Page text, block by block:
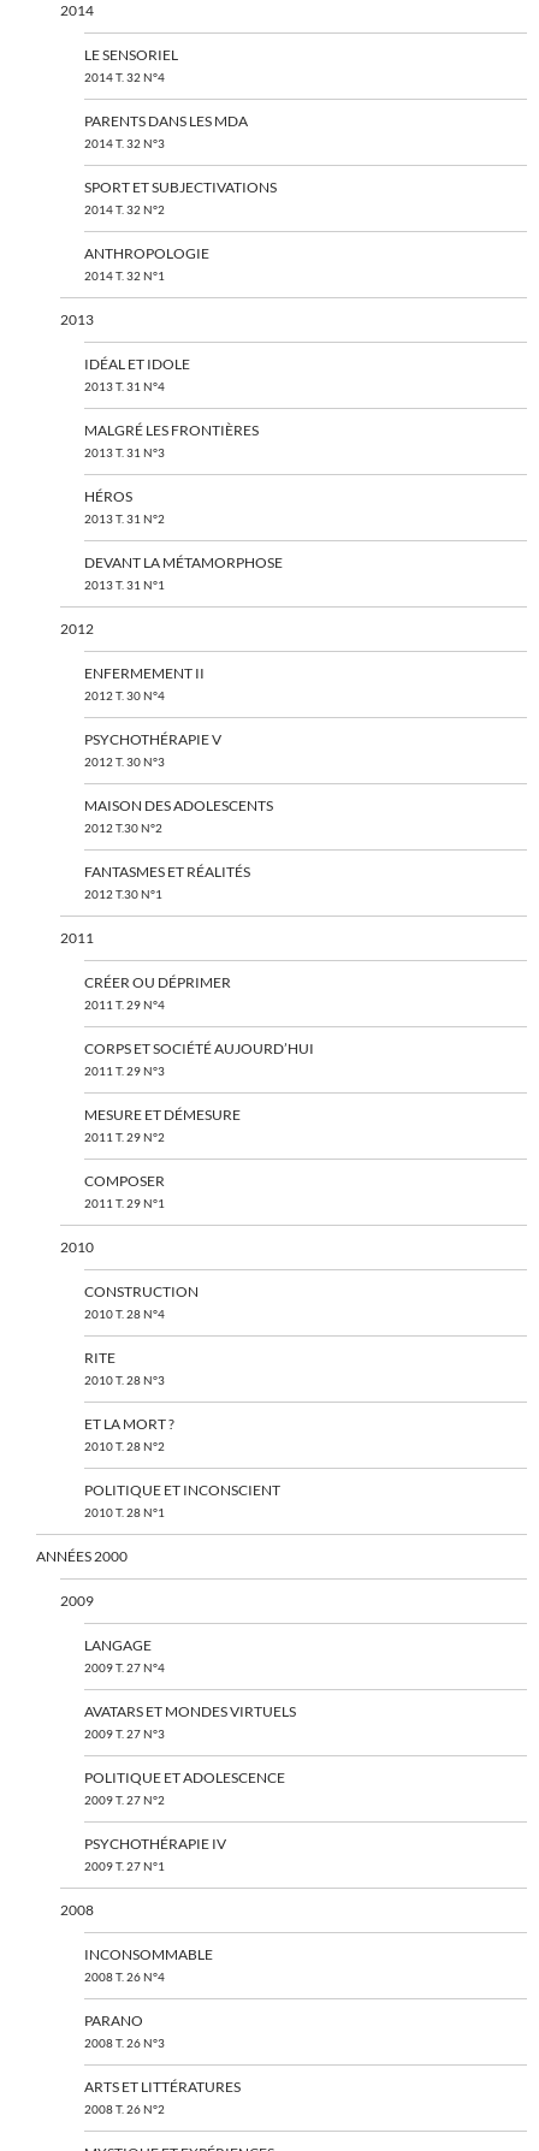
2014
LE SENSORIEL
2014 T. 32 N°4
PARENTS DANS LES MDA
2014 T. 32 N°3
SPORT ET SUBJECTIVATIONS
2014 T. 32 N°2
ANTHROPOLOGIE
2014 T. 32 N°1
2013
IDÉAL ET IDOLE
2013 T. 31 N°4
MALGRÉ LES FRONTIÈRES
2013 T. 31 N°3
HÉROS
2013 T. 31 N°2
DEVANT LA MÉTAMORPHOSE
2013 T. 31 N°1
2012
ENFERMEMENT II
2012 T. 30 N°4
PSYCHOTHÉRAPIE V
2012 T. 30 N°3
MAISON DES ADOLESCENTS
2012 T.30 N°2
FANTASMES ET RÉALITÉS
2012 T.30 N°1
2011
CRÉER OU DÉPRIMER
2011 T. 29 N°4
CORPS ET SOCIÉTÉ AUJOURD’HUI
2011 T. 29 N°3
MESURE ET DÉMESURE
2011 T. 29 N°2
COMPOSER
2011 T. 29 N°1
2010
CONSTRUCTION
2010 T. 28 N°4
RITE
2010 T. 28 N°3
ET LA MORT ?
2010 T. 28 N°2
POLITIQUE ET INCONSCIENT
2010 T. 28 N°1
ANNÉES 2000
2009
LANGAGE
2009 T. 27 N°4
AVATARS ET MONDES VIRTUELS
2009 T. 27 N°3
POLITIQUE ET ADOLESCENCE
2009 T. 27 N°2
PSYCHOTHÉRAPIE IV
2009 T. 27 N°1
2008
INCONSOMMABLE
2008 T. 26 N°4
PARANO
2008 T. 26 N°3
ARTS ET LITTÉRATURES
2008 T. 26 N°2